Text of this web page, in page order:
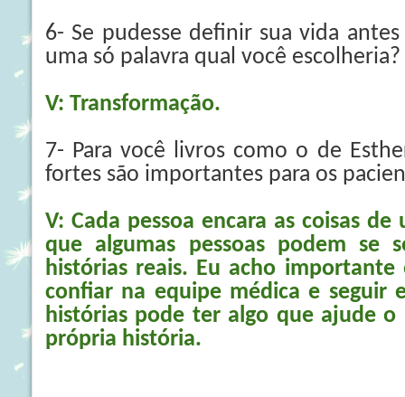
6- Se pudesse definir sua vida
uma só palavra qual você escolheria?
V: Transformação.
7- Para você livros como o de
fortes são importantes para os
V: Cada pessoa encara as coisas
que algumas pessoas podem se
histórias reais. Eu acho
confiar na equipe médica e seguir
histórias pode ter algo que ajude o
própria história.